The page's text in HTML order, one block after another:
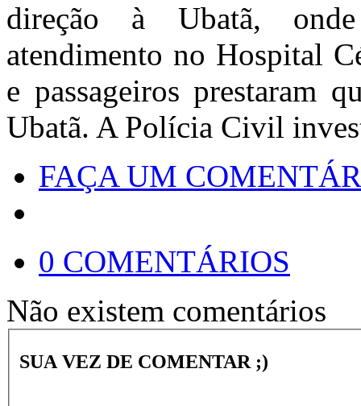
direção à Ubatã, onde
atendimento no Hospital
e passageiros prestaram
Ubatã. A Polícia Civil
FAÇA UM
0 COMENTÁRIOS
Não existem comentários
SUA VEZ DE COMENTAR ;)